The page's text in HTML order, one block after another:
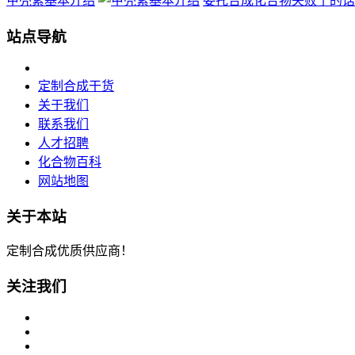
站点导航
定制合成干货
关于我们
联系我们
人才招聘
化合物百科
网站地图
关于本站
定制合成优质供应商！
关注我们